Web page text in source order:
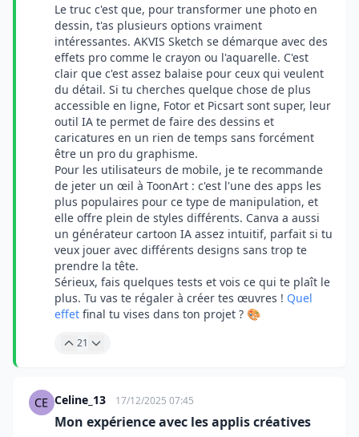
Le truc c'est que, pour transformer une photo en
dessin, t'as plusieurs options vraiment
intéressantes. AKVIS Sketch se démarque avec des
effets pro comme le crayon ou l'aquarelle. C'est
clair que c'est assez balaise pour ceux qui veulent
du détail. Si tu cherches quelque chose de plus
accessible en ligne, Fotor et Picsart sont super, leur
outil IA te permet de faire des dessins et
caricatures en un rien de temps sans forcément
être un pro du graphisme.
Pour les utilisateurs de mobile, je te recommande
de jeter un œil à ToonArt : c'est l'une des apps les
plus populaires pour ce type de manipulation, et
elle offre plein de styles différents. Canva a aussi
un générateur cartoon IA assez intuitif, parfait si tu
veux jouer avec différents designs sans trop te
prendre la tête.
Sérieux, fais quelques tests et vois ce qui te plaît le
plus. Tu vas te régaler à créer tes œuvres ! Quel
effet final tu vises dans ton projet ? 🎨
21
Celine_13 17/12/2025 07:45
Mon expérience avec les applis créatives